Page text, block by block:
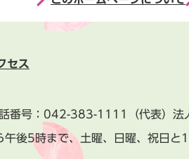
セス
番号： 042-383-1111 （代表） 法
後5時まで、土曜、日曜、祝日と